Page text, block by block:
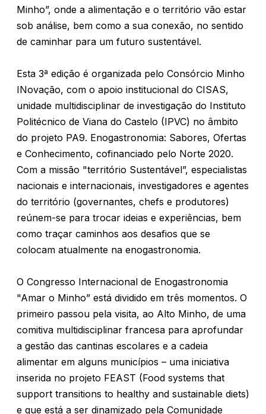
Minho”, onde a alimentação e o território vão estar
sob análise, bem como a sua conexão, no sentido
de caminhar para um futuro sustentável.
Esta 3ª edição é organizada pelo Consórcio Minho
INovação, com o apoio institucional do CISAS,
unidade multidisciplinar de investigação do Instituto
Politécnico de Viana do Castelo (IPVC) no âmbito
do projeto PA9. Enogastronomia: Sabores, Ofertas
e Conhecimento, cofinanciado pelo Norte 2020.
Com a missão "território Sustentável”, especialistas
nacionais e internacionais, investigadores e agentes
do território (governantes, chefs e produtores)
reúnem-se para trocar ideias e experiências, bem
como traçar caminhos aos desafios que se
colocam atualmente na enogastronomia.
O Congresso Internacional de Enogastronomia
"Amar o Minho” está dividido em três momentos. O
primeiro passou pela visita, ao Alto Minho, de uma
comitiva multidisciplinar francesa para aprofundar
a gestão das cantinas escolares e a cadeia
alimentar em alguns municípios – uma iniciativa
inserida no projeto FEAST (Food systems that
support transitions to healthy and sustainable diets)
e que está a ser dinamizado pela Comunidade